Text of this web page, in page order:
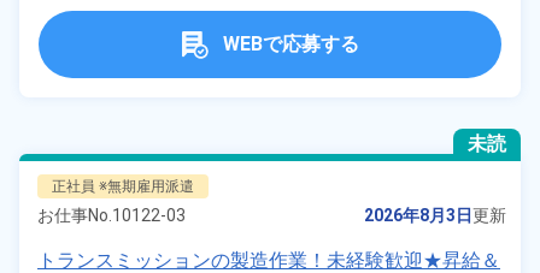
WEBで応募する
未読
正社員 ※無期雇用派遣
お仕事No. 10122-03 2026年8月3日更新
トランスミッションの製造作業！未経験歓迎★昇給＆